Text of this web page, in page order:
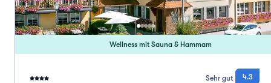
Wellness mit Sauna & Hammam
Sehr gut 4.3